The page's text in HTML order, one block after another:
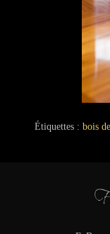
Étiquettes : bois